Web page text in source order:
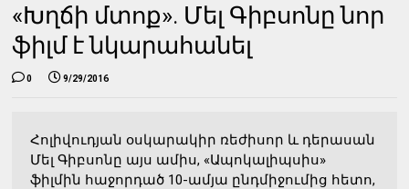
«Խղճի մտոք». Մել Գիբսոնը նոր
ֆիլմ է նկարահանել
0 9/29/2016
Հոլիվուդյան օսկարակիր ռեժիսոր և դերասան
Մել Գիբսոնը այս ամիս, «Ապոկալիպսիս»
ֆիլմին հաջորդած 10-ամյա ընդմիջումից հետո,